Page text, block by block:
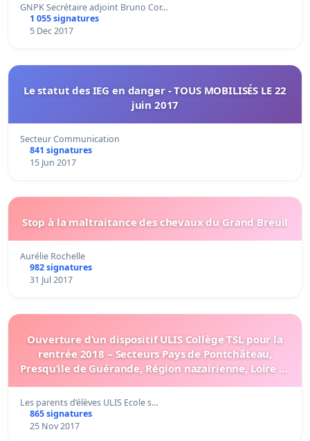
GNPK Secrétaire adjoint Bruno Cor…
1 055 signatures
5 Dec 2017
Le statut des IEG en danger - TOUS MOBILISÉS LE 22
juin 2017
Secteur Communication
841 signatures
15 Jun 2017
Stop à la maltraitance des chevaux du Grand Breuil
Aurélie Rochelle
982 signatures
31 Jul 2017
Ouverture d’un dispositif ULIS Collège TSL pour la
rentrée 2018 – Secteurs Pays de Pontchâteau,
Presqu’ile de Guérande, Région nazairienne, Loire et
Les parents d’élèves ULIS Ecole s…
865 signatures
25 Nov 2017